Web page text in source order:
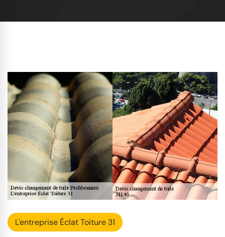
L'entreprise Éclat Toiture 31